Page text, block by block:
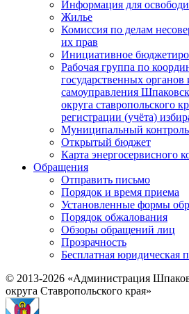
Информация для
Жилье
Комиссия по делам
их прав
Инициативное
Рабочая группа по
государственных органов
самоуправления
округа ставропольского
регистрации (учёта)
Муниципальный контроль
Открытый бюджет
Карта энергосервисного
Обращения
Отправить письмо
Порядок и время приема
Установленные формы
Порядок обжалования
Обзоры обращений лиц
Прозрачность
Бесплатная юридическая
© 2013-2026 «Администрация
округа Ставропольского края»